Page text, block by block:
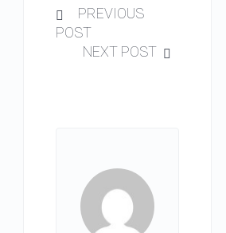
PREVIOUS
POST
NEXT POST